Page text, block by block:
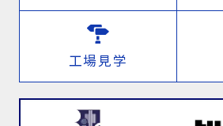
工場見学